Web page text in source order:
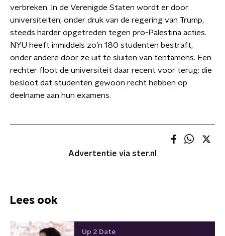
verbreken. In de Verenigde Staten wordt er door
universiteiten, onder druk van de regering van Trump,
steeds harder opgetreden tegen pro-Palestina acties.
NYU heeft inmiddels zo’n 180 studenten bestraft,
onder andere door ze uit te sluiten van tentamens. Een
rechter floot de universiteit daar recent voor terug: die
besloot dat studenten gewoon recht hebben op
deelname aan hun examens.
Advertentie via ster.nl
Lees ook
Up 2 Date